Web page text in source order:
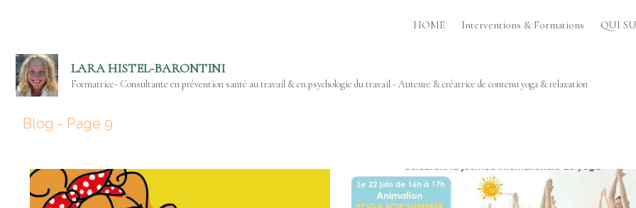
HOME Interventions & Formations QUI
LARA HISTEL-BARONTINI
Formatrice- Consultante en prévention santé au travail & en psychologie du travail - Auteure & créatrice de contenu yoga & relaxation
Blog - Page 9